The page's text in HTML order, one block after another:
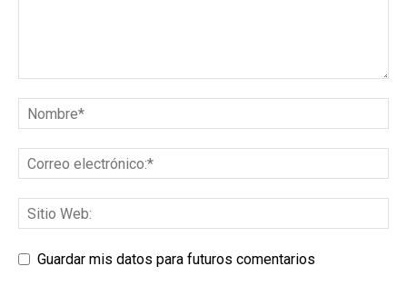
Guardar mis datos para futuros comentarios